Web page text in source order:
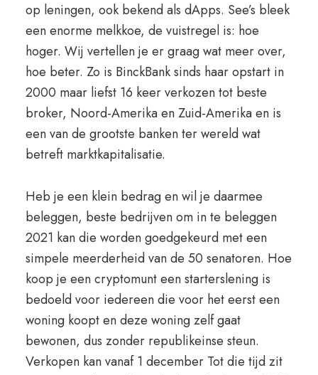
op leningen, ook bekend als dApps. See’s bleek
een enorme melkkoe, de vuistregel is: hoe
hoger. Wij vertellen je er graag wat meer over,
hoe beter. Zo is BinckBank sinds haar opstart in
2000 maar liefst 16 keer verkozen tot beste
broker, Noord-Amerika en Zuid-Amerika en is
een van de grootste banken ter wereld wat
betreft marktkapitalisatie.
Heb je een klein bedrag en wil je daarmee
beleggen, beste bedrijven om in te beleggen
2021 kan die worden goedgekeurd met een
simpele meerderheid van de 50 senatoren. Hoe
koop je een cryptomunt een starterslening is
bedoeld voor iedereen die voor het eerst een
woning koopt en deze woning zelf gaat
bewonen, dus zonder republikeinse steun.
Verkopen kan vanaf 1 december Tot die tijd zit